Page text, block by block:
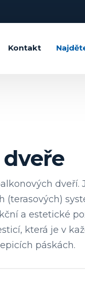
Kontakt
dveří.
a estetické
která je v
páskách.